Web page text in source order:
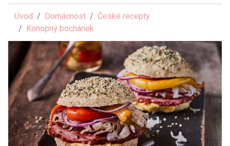
Úvod Domácnost
České recepty
Konopný bochánek